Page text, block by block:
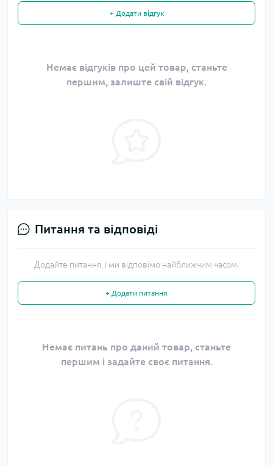
+ Додати відгук
Немає відгуків про цей товар, станьте
першим, залиште свій відгук.
Питання та відповіді
Додайте питання, і ми відповімо найближчим часом.
+ Додати питання
Немає питань про даний товар, станьте
першим і задайте своє питання.